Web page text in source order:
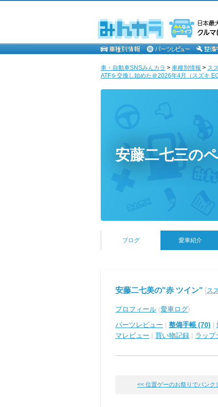
車・自動車SNSみんカラ > 車種別情報 > ス
ATFを交換し始めた＠2026年4月（スズキ
安藤二七三の
ブログ 愛車紹介
安藤二七美の"赤 ツイン" [ス
プロフィール (愛車ログ)
パーツレビュー | 整備手帳 (70) |
マレビュー | 買い物記録 | ラップ
<< 位置ゲーのお祭りでパンク